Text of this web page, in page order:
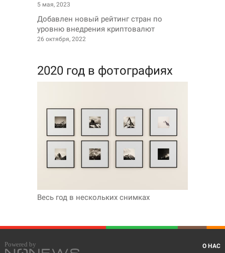
5 мая, 2023
Добавлен новый рейтинг стран по
уровню внедрения криптовалют
26 октября, 2022
2020 год в фотографиях
Весь год в нескольких снимках
О НАС